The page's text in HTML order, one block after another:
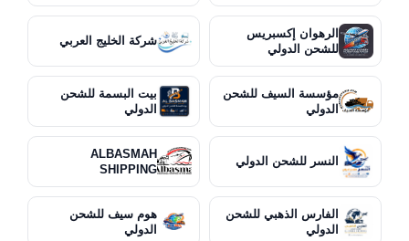
الرهوان إكسبريس
للشحن الدولي
شركة الخليج العربي
مؤسسة السيف للشحن
الدولي
بيت البسمة للشحن
الدولي
النسر للشحن الدولي
ALBASMAH
SHIPPING
الفارس الذهبي للشحن
الدولي
هوم سيف للشحن
الدولي